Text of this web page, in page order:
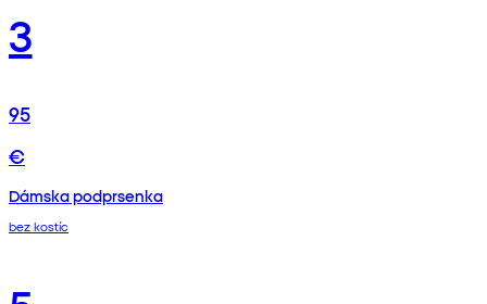
3
95
€
Dámska podprsenka
bez kostíc